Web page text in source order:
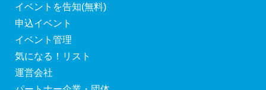
イベントを告知(無料)
申込イベント
イベント管理
気になる！リスト
運営会社